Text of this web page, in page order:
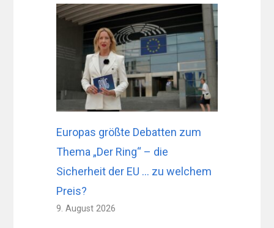
Europas größte Debatten zum
Thema „Der Ring“ – die
Sicherheit der EU … zu welchem ​​
Preis?
9. August 2026